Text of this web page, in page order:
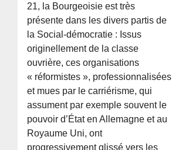
21, la Bourgeoisie est très
présente dans les divers partis de
la Social-démocratie : Issus
originellement de la classe
ouvrière, ces organisations
« réformistes », professionnalisées
et mues par le carriérisme, qui
assument par exemple souvent le
pouvoir d’État en Allemagne et au
Royaume Uni, ont
progressivement glissé vers les